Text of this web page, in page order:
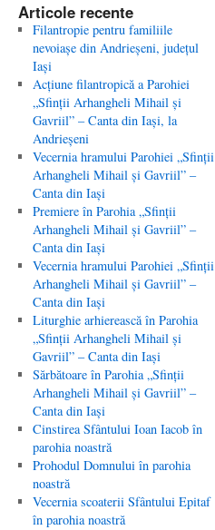
Articole recente
Filantropie pentru familiile
nevoiaşe din Andrieşeni, judeţul
Iaşi
Acţiune filantropică a Parohiei
„Sfinţii Arhangheli Mihail şi
Gavriil” – Canta din Iaşi, la
Andrieşeni
Vecernia hramului Parohiei „Sfinţii
Arhangheli Mihail şi Gavriil” –
Canta din Iaşi
Premiere în Parohia „Sfinţii
Arhangheli Mihail şi Gavriil” –
Canta din Iaşi
Vecernia hramului Parohiei „Sfinţii
Arhangheli Mihail şi Gavriil” –
Canta din Iaşi
Liturghie arhierească în Parohia
„Sfinţii Arhangheli Mihail şi
Gavriil” – Canta din Iaşi
Sărbătoare în Parohia „Sfinţii
Arhangheli Mihail şi Gavriil” –
Canta din Iaşi
Cinstirea Sfântului Ioan Iacob în
parohia noastră
Prohodul Domnului în parohia
noastră
Vecernia scoaterii Sfântului Epitaf
în parohia noastră